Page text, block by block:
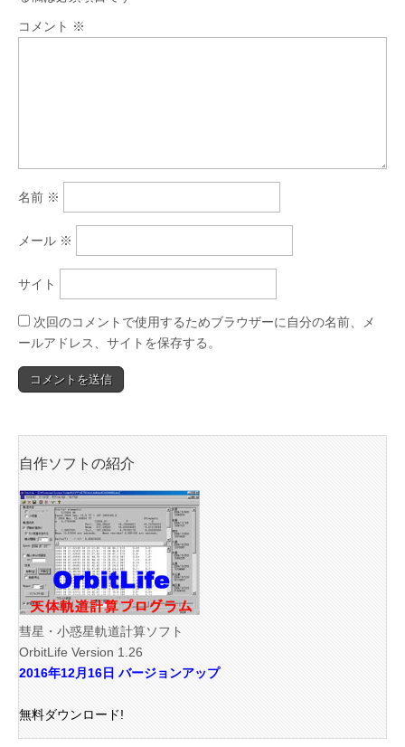
コメント ※
名前 ※
メール ※
サイト
次回のコメントで使用するためブラウザーに自分の名前、メ
ールアドレス、サイトを保存する。
自作ソフトの紹介
彗星・小惑星軌道計算ソフト
OrbitLife Version 1.26
2016年12月16日 バージョンアップ
無料ダウンロード!